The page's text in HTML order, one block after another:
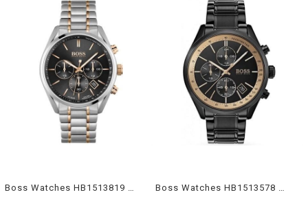
Boss Watches HB1513819 Erkek Kol Saati Boss Watches HB1513578 Erkek Kol Saati